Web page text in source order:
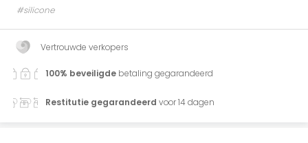
#silicone
Vertrouwde verkopers
100% beveiligde betaling gegarandeerd
Restitutie gegarandeerd voor 14 dagen